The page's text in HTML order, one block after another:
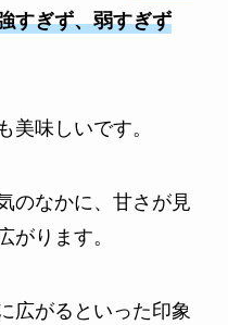
すぎず、弱すぎず
美味しいです。
のなかに、甘さが見
がります。
広がるといった印象